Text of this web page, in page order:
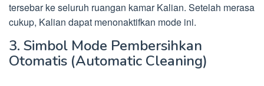
tersebar ke seluruh ruangan kamar Kalian. Setelah merasa
cukup, Kalian dapat menonaktifkan mode ini.
3. Simbol Mode Pembersihkan
Otomatis (Automatic Cleaning)